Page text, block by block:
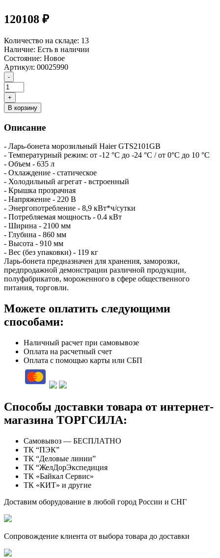
120108 ₽
Количество на складе: 13
Наличие: Есть в наличии
Состояние: Новое
Артикул: 00025990
В корзину
Описание
- Ларь-бонета морозильный Haier GTS2101GB
- Температурный режим: от -12 °С до -24 °С / от 0°С до 10 °С
- Объем - 635 л
- Охлаждение - статическое
- Холодильный агрегат - встроенный
- Крышка прозрачная
- Напряжение - 220 В
- Энергопотребление - 8,9 кВт*ч/сутки
- Потребляемая мощность - 0.4 кВт
- Ширина - 2100 мм
- Глубина - 860 мм
- Высота - 910 мм
- Вес (без упаковки) - 119 кг
Ларь-бонета предназначен для хранения, заморозки,
предпродажной демонстрации различной продукции,
полуфабрикатов, мороженного в сфере общественного
питания, торговли.
Можете оплатить следующими
способами:
Наличный расчет при самовывозе
Оплата на расчетный счет
Оплата с помощью карты или СБП
Способы доставки товара от интернет-
магазина ТОРГСИЛА:
Самовывоз — БЕСПЛАТНО
ТК “ПЭК”
ТК “Деловые линии”
ТК “ЖелДорЭкспедиция
ТК «Байкал Сервис»
ТК «КИТ» и другие
Доставим оборудование в любой город России и СНГ
Сопровождение клиента от выбора товара до доставки